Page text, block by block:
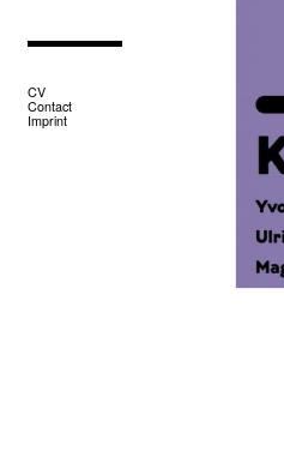
CV
Contact
Imprint